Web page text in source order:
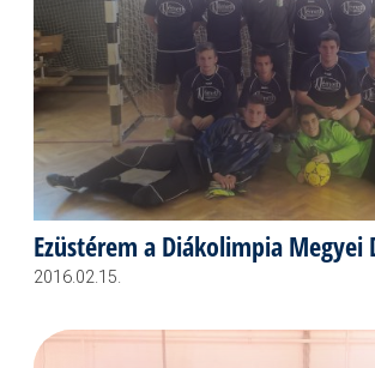
Ezüstérem a Diákolimpia Megyei
2016.02.15.